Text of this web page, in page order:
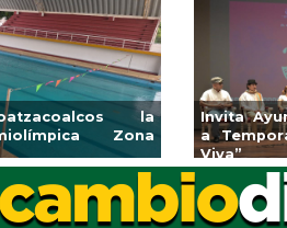
de Xalapa
Mercadito
2026